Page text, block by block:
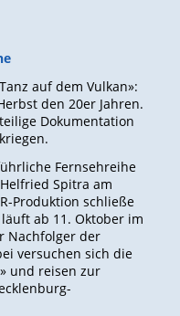
auf dem Vulkan»:
den 20er Jahren.
Dokumentation
Fernsehreihe
Spitra am
Produktion schließe
ab 11. Oktober im
Nachfolger der
versuchen sich die
und reisen zur